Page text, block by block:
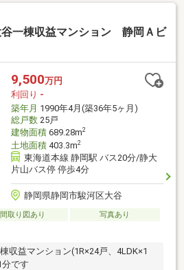
谷一棟収益マンション 静岡Ａビ
9,500万円
利回り -
築年月 1990年4月(築36年5ヶ月)
総戸数25戸
建物面積689.28m2
土地面積403.3m2
東海道本線 静岡駅 バス20分/静大
片山バス停 停歩4分
静岡県静岡市駿河区大谷
間取り図あり
写真あり
収益マンション(1R×24戸、4LDK×1
です